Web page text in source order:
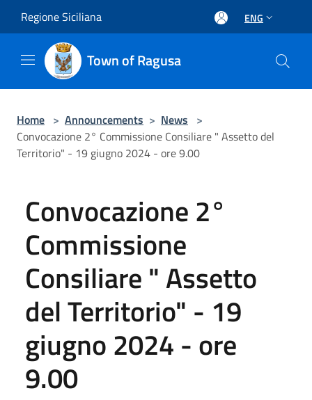
Regione Siciliana ENG
Town of Ragusa
Home > Announcements > News >
Convocazione 2° Commissione Consiliare " Assetto del
Territorio" - 19 giugno 2024 - ore 9.00
Convocazione 2°
Commissione
Consiliare " Assetto
del Territorio" - 19
giugno 2024 - ore
9.00